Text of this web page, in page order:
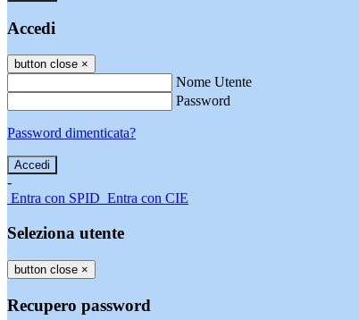
Accedi
button close ×
Nome Utente
Password
Password dimenticata?
-
Entra con SPID Entra con CIE
Seleziona utente
button close ×
Recupero password